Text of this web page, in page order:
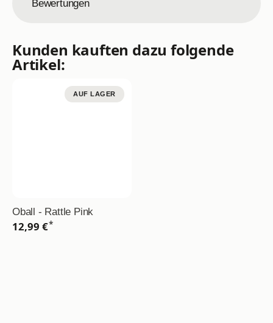
Bewertungen
Kunden kauften dazu folgende
Artikel:
AUF LAGER
Oball - Rattle Pink
12,99 €*